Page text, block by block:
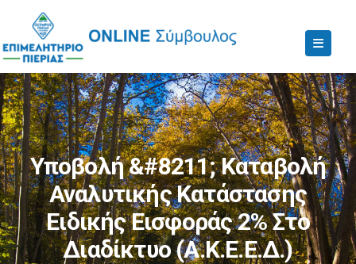
Υποβολή &#8211; Καταβολή
Αναλυτικής Κατάστασης
Ειδικής Εισφοράς 2% Στο
Διαδίκτυο (Α.Κ.Ε.Ε.Δ.)